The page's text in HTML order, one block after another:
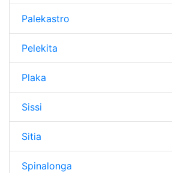
Palekastro
Pelekita
Plaka
Sissi
Sitia
Spinalonga